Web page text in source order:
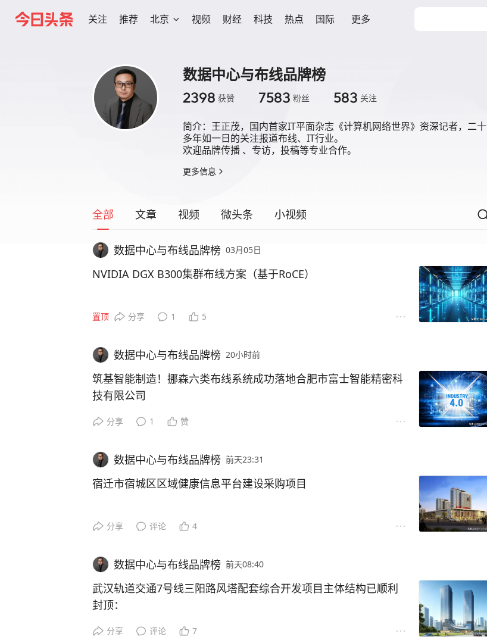
关注 推荐 北京 视频 财经 科技 热点 国际 更多
数据中心与布线品牌榜
2398 获赞 7583 粉丝 583 关注
简介： 王正茂，国内首家IT平面杂志《计算机网络世界》资深记者，二十
多年如一日的关注报道布线、IT行业。
欢迎品牌传播 、专访，投稿等专业合作。
更多信息
全部 文章 视频 微头条 小视频
数据中心与布线品牌榜 03月05日
NVIDIA DGX B300集群布线方案（基于RoCE）
储网布线设计的核心要点。
一、方案概述
上篇，我们深入探讨了NVIDIA DGX B300集群在InfiniBand协议下
群，为您详细解读，基于 RoCE协议下的布线架构参考。
本文重点阐述了基于RoCE协议的NVIDIA DGX B300集群计算网与
nnectX-8网卡）。其中，计算网与存储网是数据传输的核心载体，
宽、低延迟的传输链路，为超大规模AI大模型训练提供稳定的数据
DGX B300系统核心网络端口配置（计算网与存储网）如下：
• 计算网络：配置8个OSFP端口（单端口支持2×400G）;
• 存储网络：配备2个单端口QSFP端口（单端口支持400G）。
置顶 分享 1 5
数据中心与布线品牌榜 20小时前
筑基智能制造！挪森六类布线系统成功落地合肥市富士智能精密科
技有限公司
在“工业4.0”浪潮下，智能制造已成为制造业转型升级的必由之路。
您是否意识到：支撑这一切高效运转的，是那张看不见却至关重要
的“底层网络”。近日，挪森塞特国际贸易（上海）有限公司凭借卓
稳定、可靠的“数字高速公路”。
01
合肥市富士智能精密科技有限公司作为行业内的佼佼者，致力于提
供高精度的智能制造解决方案。随着企业产能的扩大和智能化改造
分享 1 赞
数据中心与布线品牌榜 前天23:31
宿迁市宿城区区域健康信息平台建设采购项目
路1号（宿城新区青海湖路与渤海路交叉口），是宿迁地区规模较
成立时间：2005年，为民办非企业单位、非营利性医疗机构，原为
市级二级专科医院，部分资料称其按三级医院标准规划建设。
投资4.5亿元，占地面积79.45亩，规划床位1000张（一期实际开放
分享 评论 4
数据中心与布线品牌榜 前天08:40
武汉轨道交通7号线三阳路风塔配套综合开发项目主体结构已顺利
封顶：
分享 评论 7